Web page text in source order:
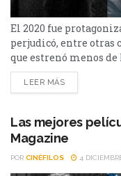
El 2020 fue
perjudicó, entre otras
que estrenó menos
planeadas para este
lograron estrenarse
'Nomadland' se ha...
LEER MÁS
Las mejores
Magazine
POR CINÉFILOS 4